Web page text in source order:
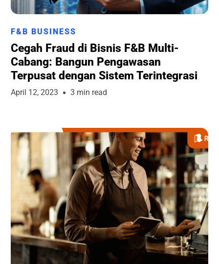
Runchise Team
F&B BUSINESS
Cegah Fraud di Bisnis F&B Multi-
Cabang: Bangun Pengawasan
Terpusat dengan Sistem Terintegrasi
April 12, 2023 3 min read